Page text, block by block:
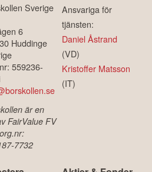
Sverige
6
Huddinge
559236-
är en
FairValue FV
7732
Ansvariga för
tjänsten:
Daniel Åstrand
(VD)
Kristoffer Matsson
(IT)